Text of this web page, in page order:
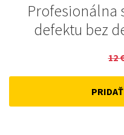
Profesionálna
defektu bez
12